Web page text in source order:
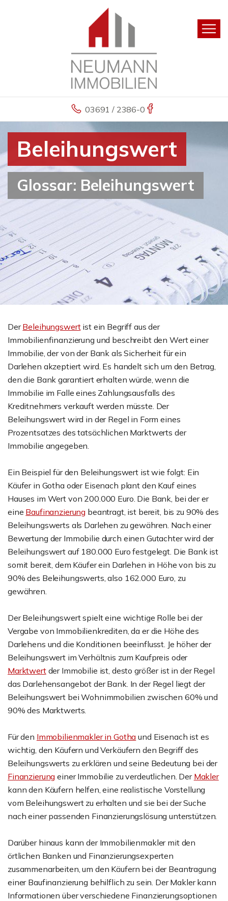
03691 / 2386-0
Beleihungswert
Glossar: Beleihungswert
DerBeleihungswertist ein Begriff aus der
Immobilienfinanzierung und beschreibt den Wert einer
Immobilie, der von der Bank als Sicherheit für ein
Darlehen akzeptiert wird. Es handelt sich um den Betrag,
den die Bank garantiert erhalten würde, wenn die
Immobilie im Falle eines Zahlungsausfalls des
Kreditnehmers verkauft werden müsste. Der
Beleihungswert wird in der Regel in Form eines
Prozentsatzes des tatsächlichen Marktwerts der
Immobilie angegeben.
Ein Beispiel für den Beleihungswert ist wie folgt: Ein
Käufer in Gotha oder Eisenach plant den Kauf eines
Hauses im Wert von 200.000 Euro. Die Bank, bei der er
eine Baufinanzierung beantragt, ist bereit, bis zu 90% des
Beleihungswerts als Darlehen zu gewähren. Nach einer
Bewertung der Immobilie durch einen Gutachter wird der
Beleihungswert auf 180.000 Euro festgelegt. Die Bank ist
somit bereit, dem Käufer ein Darlehen in Höhe von bis zu
90% des Beleihungswerts, also 162.000 Euro, zu
gewähren.
Der Beleihungswert spielt eine wichtige Rolle bei der
Vergabe von Immobilienkrediten, da er die Höhe des
Darlehens und die Konditionen beeinflusst. Je höher der
Beleihungswert im Verhältnis zum Kaufpreis oder
Marktwertder Immobilie ist, desto größer ist in der Regel
das Darlehensangebot der Bank. In der Regel liegt der
Beleihungswert bei Wohnimmobilien zwischen 60% und
90% des Marktwerts.
Für den Immobilienmakler in Gotha und Eisenach ist es
wichtig, den Käufern und Verkäufern den Begriff des
Beleihungswerts zu erklären und seine Bedeutung bei der
Finanzierung einer Immobilie zu verdeutlichen. Der Makler
kann den Käufern helfen, eine realistische Vorstellung
vom Beleihungswert zu erhalten und sie bei der Suche
nach einer passenden Finanzierungslösung unterstützen.
Darüber hinaus kann der Immobilienmakler mit den
örtlichen Banken und Finanzierungsexperten
zusammenarbeiten, um den Käufern bei der Beantragung
einer Baufinanzierung behilflich zu sein. Der Makler kann
Informationen über verschiedene Finanzierungsoptionen